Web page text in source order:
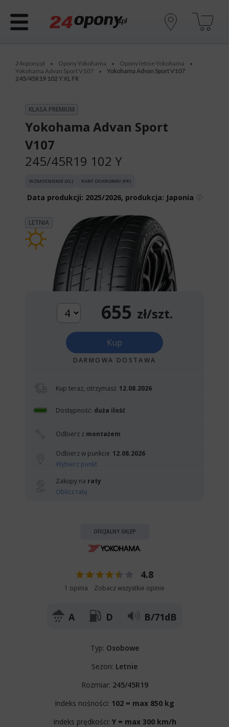
24opony.pl • Opony Yokohama • Opony letnie Yokohama •
Yokohama Advan Sport V107 •
Yokohama Advan Sport V107
245/45R19 102 Y XL FR
KLASA PREMIUM
Yokohama Advan Sport
V107
245/45R19 102 Y
WZMOCNIENIE (XL) RANT OCHRONNY (FR)
Data produkcji: 2025/2026, produkcja: Japonia
LETNIA
655 zł/szt.
Kup
DARMOWA DOSTAWA
Kup teraz, otrzymasz 12.08.2026
Dostępność: duża ilość
Odbierz z montażem
Odbierz w punkcie 12.08.2026
Wybierz punkt
Zakupy na raty
Oblicz ratę
OFICJALNY SKLEP
4.8
1 opinia Zobacz wszystkie opinie
A D B/71dB
Typ: Osobowe
Sezon: Letnie
Rozmiar: 245/45R19
Indeks nośności: 102 = max 850 kg
Indeks prędkości: Y = max 300 km/h